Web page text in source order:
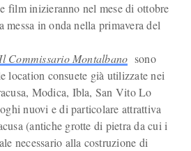
film inizieranno nel mese di ottobre
in onda nella primavera del
Il Commissario Montalbano sono
location consuete già utilizzate nei
Modica, Ibla, San Vito Lo
nuovi e di particolare attrattiva
(antiche grotte di pietra da cui i
necessario alla costruzione di